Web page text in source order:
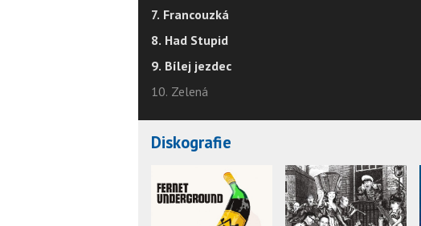
7. Francouzká
8. Had Stupid
9. Bílej jezdec
10. Zelená
Diskografie